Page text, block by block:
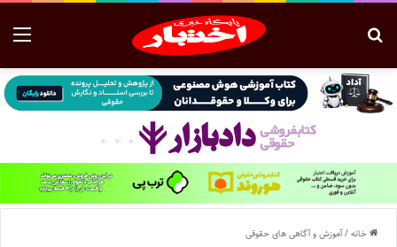
خانه/آموزش و آگاهی های حقوقی